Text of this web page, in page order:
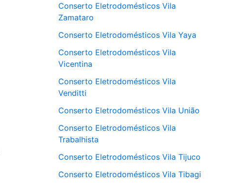
Conserto Eletrodomésticos Vila
Zamataro
Conserto Eletrodomésticos Vila Yaya
Conserto Eletrodomésticos Vila
Vicentina
Conserto Eletrodomésticos Vila
Venditti
Conserto Eletrodomésticos Vila União
Conserto Eletrodomésticos Vila
Trabalhista
Conserto Eletrodomésticos Vila Tijuco
Conserto Eletrodomésticos Vila Tibagi